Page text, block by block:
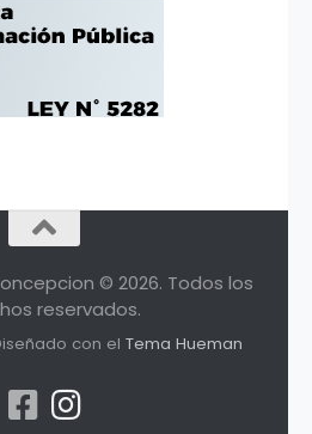
© 2026. Todos los
reservados.
con el Tema Hueman